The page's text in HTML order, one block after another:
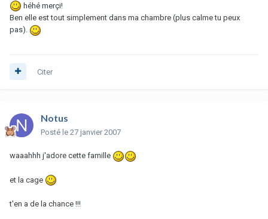
héhé merçi!
Ben elle est tout simplement dans ma chambre (plus calme tu peux
pas).
Citer
Notus
Posté le 27 janvier 2007
waaahhh j'adore cette famille
et la cage
t'en a de la chance !!!